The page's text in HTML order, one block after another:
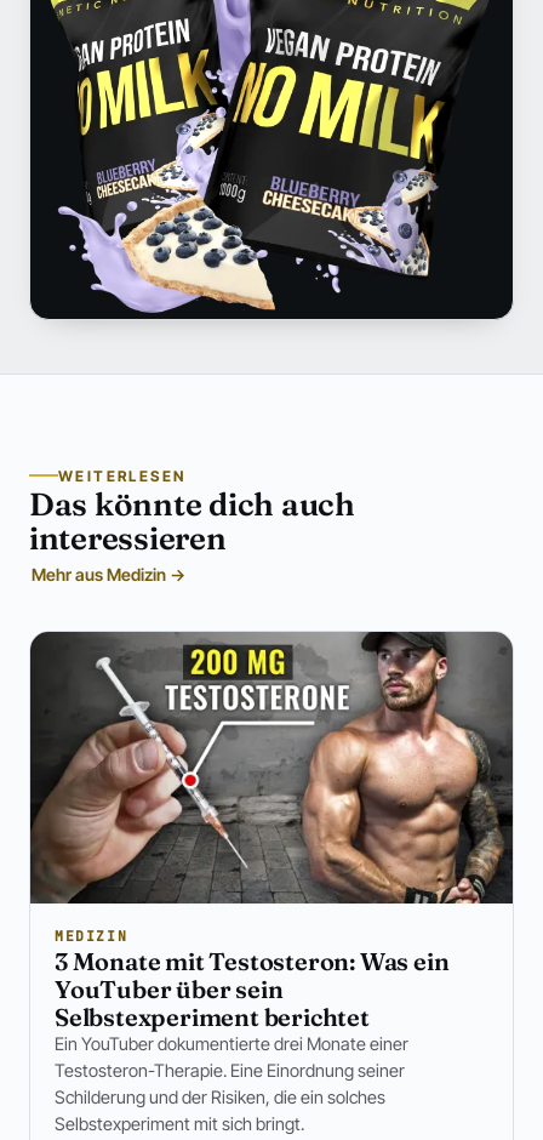
WEITERLESEN
Das könnte dich auch
interessieren
Mehr aus Medizin →
MEDIZIN
3 Monate mit Testosteron: Was ein
YouTuber über sein
Selbstexperiment berichtet
Ein YouTuber dokumentierte drei Monate einer
Testosteron-Therapie. Eine Einordnung seiner
Schilderung und der Risiken, die ein solches
Selbstexperiment mit sich bringt.